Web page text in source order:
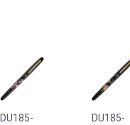
DU185-
DU185-